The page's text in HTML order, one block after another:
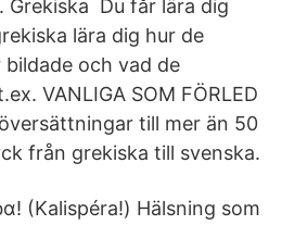
Grekiska Du får lära dig
lära dig hur de
och vad de
VANLIGA SOM FÖRLED
till mer än 50
från grekiska till svenska.
(Kalispéra!) Hälsning som